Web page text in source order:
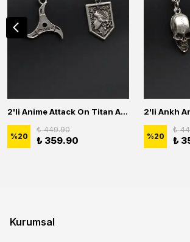
2'li Anime Attack On Titan Acrylic Maria Anime Naruto Erkek Kadın Kolye Seti
%20
₺ 449.90
₺ 359.90 %20
₺
₺
Kurumsal